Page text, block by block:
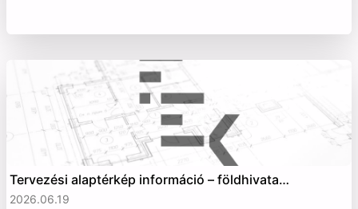
Tervezési alaptérkép információ – földhivata…
2026.06.19